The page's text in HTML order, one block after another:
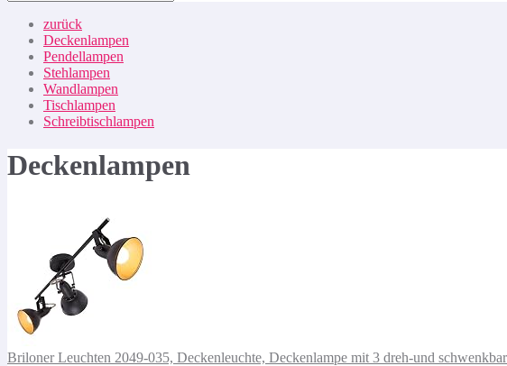
zurück
Deckenlampen
Pendellampen
Stehlampen
Wandlampen
Tischlampen
Schreibtischlampen
Deckenlampen
Briloner Leuchten 2049-035, Deckenleuchte, Deckenlampe mit 3 dreh-und